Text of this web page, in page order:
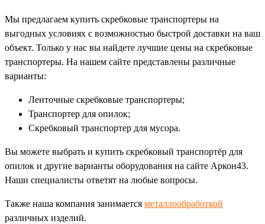
Мы предлагаем купить скребковые транспортеры на
выгодных условиях с возможностью быстрой доставки на ваш
объект. Только у нас вы найдете лучшие цены на скребковые
транспортеры. На нашем сайте представлены различные
варианты:
Ленточные скребковые транспортеры;
Транспортер для опилок;
Скребковый транспортер для мусора.
Вы можете выбрать и купить скребковый транспортёр для
опилок и другие варианты оборудования на сайте Аркон43.
Наши специалисты ответят на любые вопросы.
Также наша компания занимается металлообработкой
различных изделий.